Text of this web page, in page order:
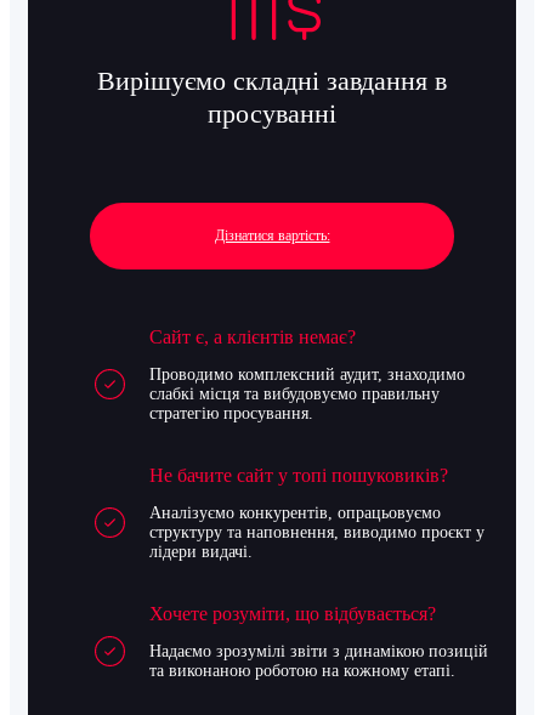
Вирішуємо складні завдання в
просуванні
Дізнатися вартість:
Сайт є, а клієнтів немає?
Проводимо комплексний аудит, знаходимо
слабкі місця та вибудовуємо правильну
стратегію просування.
Не бачите сайт у топі пошуковиків?
Аналізуємо конкурентів, опрацьовуємо
структуру та наповнення, виводимо проєкт у
лідери видачі.
Хочете розуміти, що відбувається?
Надаємо зрозумілі звіти з динамікою позицій
та виконаною роботою на кожному етапі.